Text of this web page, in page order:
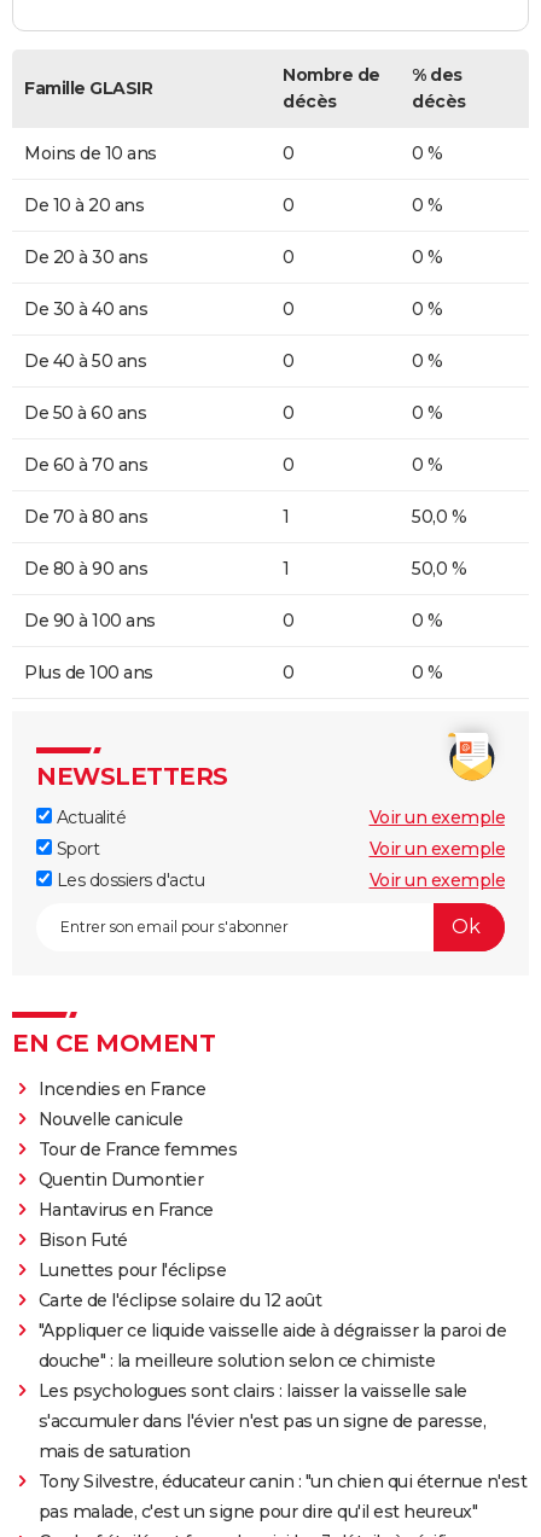
Famille GLASIR
Nombre de
décès
% des
décès
Moins de 10 ans 0 0 %
De 10 à 20 ans 0 0 %
De 20 à 30 ans 0 0 %
De 30 à 40 ans 0 0 %
De 40 à 50 ans 0 0 %
De 50 à 60 ans 0 0 %
De 60 à 70 ans 0 0 %
De 70 à 80 ans 1 50,0 %
De 80 à 90 ans 1 50,0 %
De 90 à 100 ans 0 0 %
Plus de 100 ans 0 0 %
NEWSLETTERS
Actualité
Voir un exemple
Sport
Voir un exemple
Les dossiers d'actu
Voir un exemple
EN CE MOMENT
Incendies en France
Nouvelle canicule
Tour de France femmes
Quentin Dumontier
Hantavirus en France
Bison Futé
Lunettes pour l'éclipse
Carte de l'éclipse solaire du 12 août
"Appliquer ce liquide vaisselle aide à dégraisser la paroi de
douche" : la meilleure solution selon ce chimiste
Les psychologues sont clairs : laisser la vaisselle sale
s'accumuler dans l'évier n'est pas un signe de paresse,
mais de saturation
Tony Silvestre, éducateur canin : "un chien qui éternue n'est
pas malade, c'est un signe pour dire qu'il est heureux"